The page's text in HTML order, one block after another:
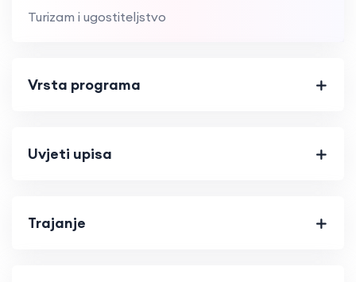
Turizam i ugostiteljstvo
Vrsta programa
Uvjeti upisa
Trajanje